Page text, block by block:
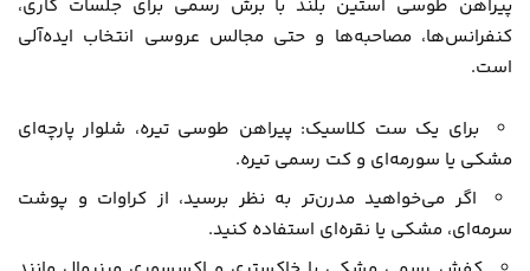
پیراهن طوسی آستین بلند با برش رسمی برای جلسات کاری،
کنفرانس‌ها، مصاحبه‌ها و حتی مجالس عروسی انتخاب ایده‌آلی
است.
برای یک ست کلاسیک: پیراهن طوسی تیره، شلوار پارچه‌ای
مشکی یا سورمه‌ای و کت رسمی تیره.
اگر می‌خواهید مدرن‌تر به نظر برسید، از کراوات و پوشت
سرمه‌ای، مشکی یا نقره‌ای استفاده کنید.